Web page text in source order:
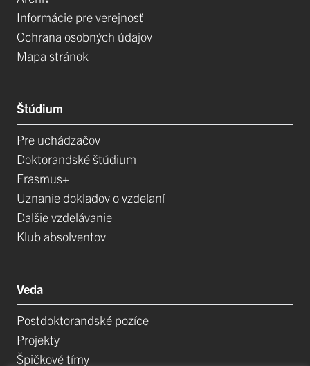
Informácie pre verejnosť
Ochrana osobných údajov
Mapa stránok
Štúdium
Pre uchádzačov
Doktorandské štúdium
Erasmus+
Uznanie dokladov o vzdelaní
Dalšie vzdelávanie
Klub absolventov
Veda
Postdoktorandské pozíce
Projekty
Špičkové tímy